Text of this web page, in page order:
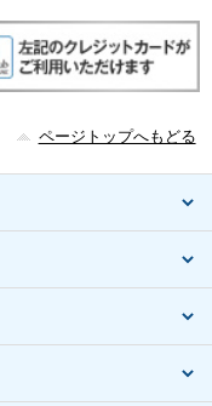
ページトップへもどる